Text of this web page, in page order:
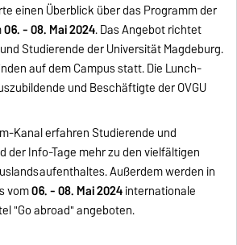
einen Überblick über das Programm der
06. - 08. Mai 2024. Das Angebot richtet
Studierende der Universität Magdeburg.
auf dem Campus statt. Die Lunch-
und Beschäftigte der OVGU
Kanal erfahren Studierende und
der Info-Tage mehr zu den vielfältigen
Außerdem werden in
vom06. - 08. Mai 2024internationale
"Go abroad" angeboten.